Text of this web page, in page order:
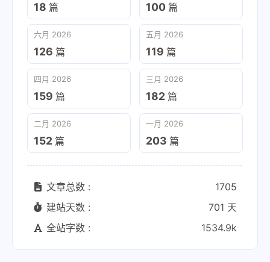
18 篇 100 篇
六月 2026
126 篇
五月 2026
119 篇
四月 2026
159 篇
三月 2026
182 篇
二月 2026
152 篇
一月 2026
203 篇
文章总数 :
1705
建站天数 :
701 天
全站字数 :
1534.9k